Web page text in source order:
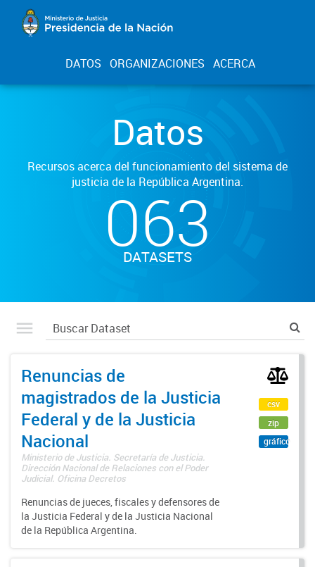
DATOS ORGANIZACIONES ACERCA
Datos
Recursos acerca del funcionamiento del sistema de
justicia de la República Argentina.
063
DATASETS
Renuncias de
magistrados de la Justicia
Federal y de la Justicia
Nacional
Ministerio de Justicia. Secretaría de Justicia.
Dirección Nacional de Relaciones con el Poder
Judicial. Oficina Decretos
Renuncias de jueces, fiscales y defensores de
la Justicia Federal y de la Justicia Nacional
de la República Argentina.
csv
zip
gráfico